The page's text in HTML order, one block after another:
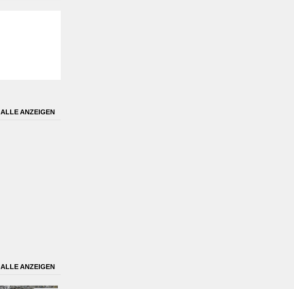
ALLE ANZEIGEN
ALLE ANZEIGEN